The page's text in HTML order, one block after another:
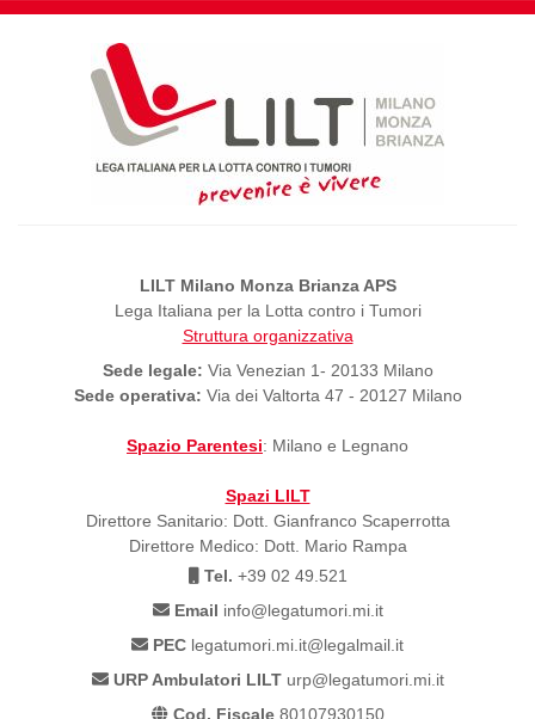
LILT Milano Monza Brianza APS
Lega Italiana per la Lotta contro i Tumori
Struttura organizzativa
Sede legale: Via Venezian 1- 20133 Milano
Sede operativa: Via dei Valtorta 47 - 20127 Milano
Spazio Parentesi: Milano e Legnano
Spazi LILT
Direttore Sanitario: Dott. Gianfranco Scaperrotta
Direttore Medico: Dott. Mario Rampa
Tel. +39 02 49.521
Email info@legatumori.mi.it
PEC legatumori.mi.it@legalmail.it
URP Ambulatori LILTurp@legatumori.mi.it
Cod. Fiscale80107930150